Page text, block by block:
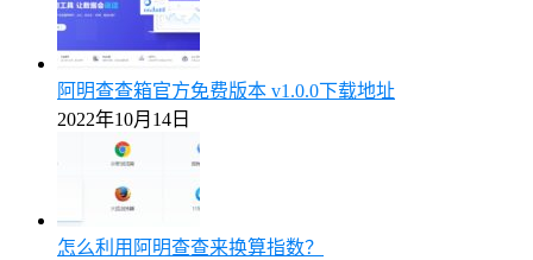
阿明查查箱官方免费版本 v1.0.0下载地址
2022年10月14日
怎么利用阿明查查来换算指数？